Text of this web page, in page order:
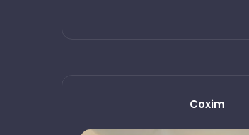
Coxim